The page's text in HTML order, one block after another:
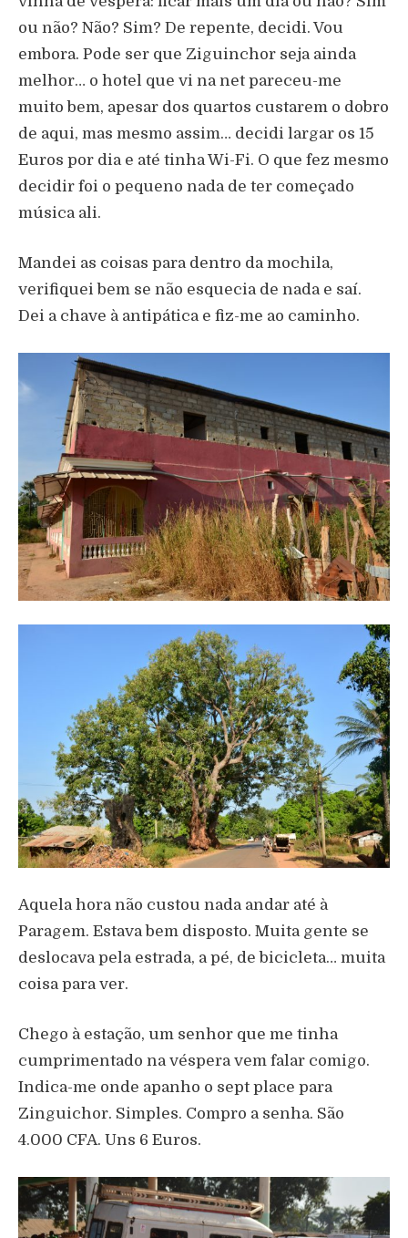
ou não? Não? Sim? De repente, decidi. Vou
embora. Pode ser que Ziguinchor seja ainda
melhor… o hotel que vi na net pareceu-me
muito bem, apesar dos quartos custarem o dobro
de aqui, mas mesmo assim… decidi largar os 15
Euros por dia e até tinha Wi-Fi. O que fez mesmo
decidir foi o pequeno nada de ter começado
música ali.
Mandei as coisas para dentro da mochila,
verifiquei bem se não esquecia de nada e saí.
Dei a chave à antipática e fiz-me ao caminho.
Aquela hora não custou nada andar até à
Paragem. Estava bem disposto. Muita gente se
deslocava pela estrada, a pé, de bicicleta… muita
coisa para ver.
Chego à estação, um senhor que me tinha
cumprimentado na véspera vem falar comigo.
Indica-me onde apanho o sept place para
Zinguichor. Simples. Compro a senha. São
4.000 CFA. Uns 6 Euros.